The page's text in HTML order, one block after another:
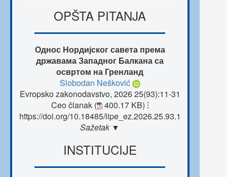
OPŠTA PITANJA
Однос Нордијског савета према
државама Западног Балкана са
освртом на Гренланд
Slobodan Nešković
Evropsko zakonodavstvo, 2026 25(93):11-31
Ceo članak ( 400.17 KB) ⁝
https://doi.org/10.18485/iipe_ez.2026.25.93.1
Sažetak ▼
INSTITUCIJE